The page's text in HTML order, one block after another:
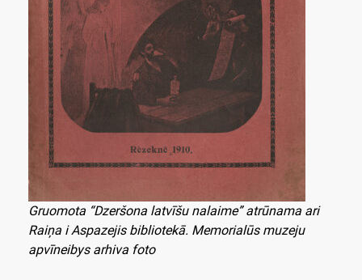
Gruomota “Dzeršona latvīšu nalaime” atrūnama ari
Raiņa i Aspazejis bibliotekā. Memorialūs muzeju
apvīneibys arhiva foto